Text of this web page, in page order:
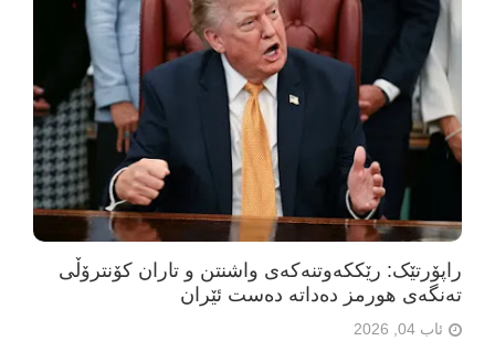
راپۆرتێک: رێککەوتنەکەی واشنتن و تاران کۆنترۆڵی
تەنگەی هورمز دەداتە دەست ئێران
ئاب 04, 2026